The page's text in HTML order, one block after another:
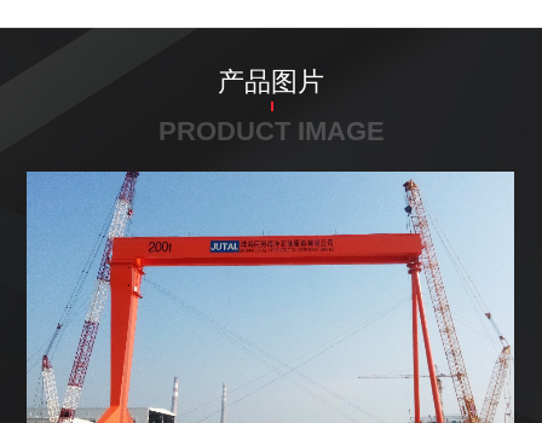
产品图片
PRODUCT IMAGE